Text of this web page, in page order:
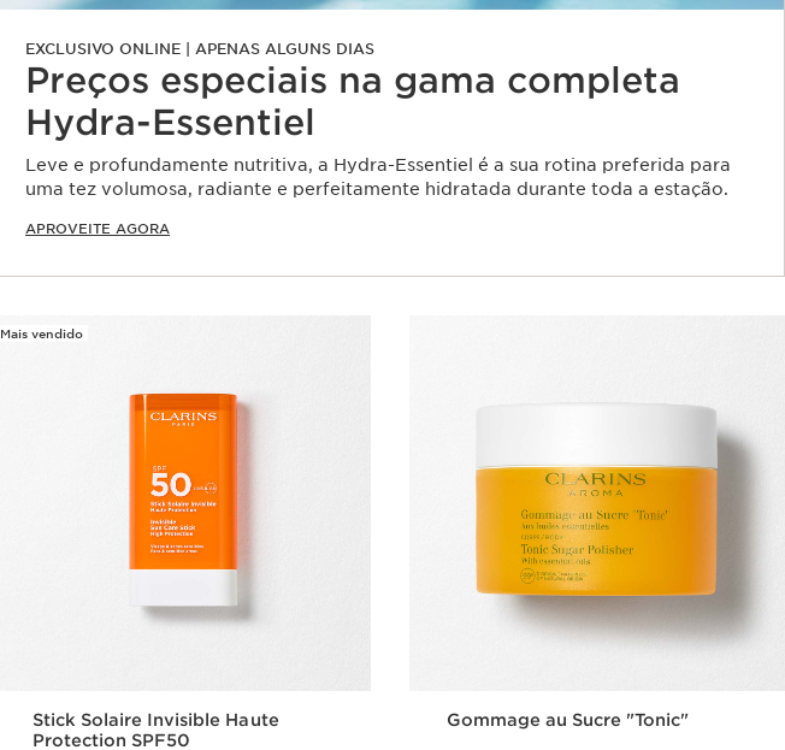
EXCLUSIVO ONLINE | APENAS ALGUNS DIAS
Preços especiais na gama completa
Hydra-Essentiel
Leve e profundamente nutritiva, a Hydra-Essentiel é a sua rotina preferida para
uma tez volumosa, radiante e perfeitamente hidratada durante toda a estação.
APROVEITE AGORA
Mais vendido
Stick Solaire Invisible Haute
Protection SPF50
Gommage au Sucre "Tonic"